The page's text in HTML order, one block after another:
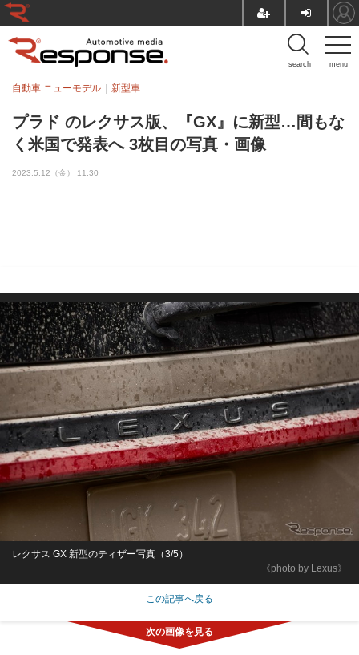
menu
search
プラド のレクサス版、『GX』に新型…間もな
く米国で発表へ 3枚目の写真・画像
自動車 ニューモデル 新型車
2023.5.12（金） 11:30
《photo by Lexus》
レクサス GX 新型のティザー写真（3/5）
この記事へ戻る